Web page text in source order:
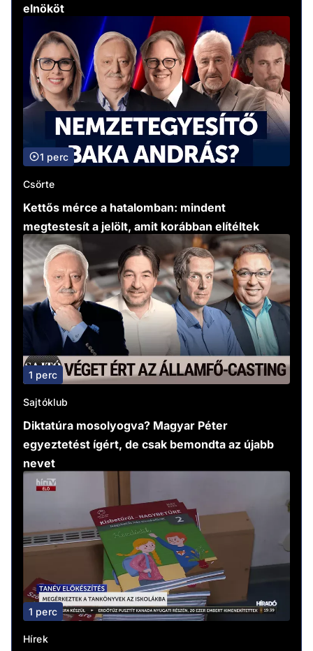
elnököt
1 perc
Csörte
Kettős mérce a hatalomban: mindent
megtestesít a jelölt, amit korábban elítéltek
1 perc
Sajtóklub
Diktatúra mosolyogva? Magyar Péter
egyeztetést ígért, de csak bemondta az újabb
nevet
1 perc
Hírek